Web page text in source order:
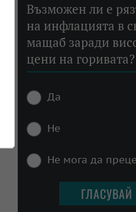
Възможен ли е
на инфлацията в
мащаб заради
цени на горивата?
Да
Не
Не мога да